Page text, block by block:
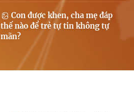
Con được khen, cha mẹ đáp
thế nào để trẻ tự tin không tự
mãn?